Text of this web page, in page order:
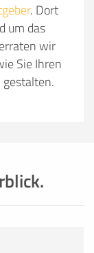
. Dort
um das
wir
Sie Ihren